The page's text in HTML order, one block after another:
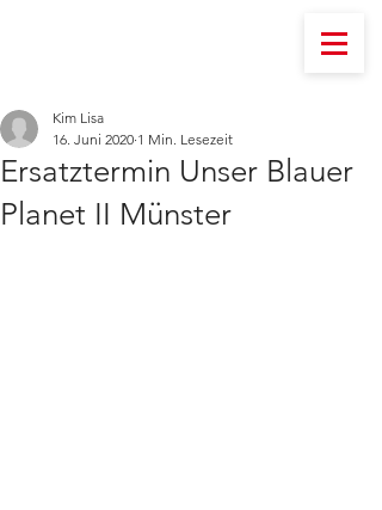
Ersatztermin Unser Blauer
Planet II Münster
Kim Lisa
16. Juni 2020 1 Min. Lesezeit